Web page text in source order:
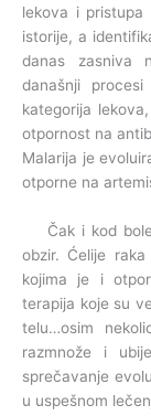
lekova i pristupa
istorije, a
danas zasniva
današnji
kategorija
otpornost na
Malarija je
otporne na
Čak i kod
obzir. Ćelije
kojima je i
terapija koje su
telu…osim
razmnože i
sprečavanje
u uspešnom